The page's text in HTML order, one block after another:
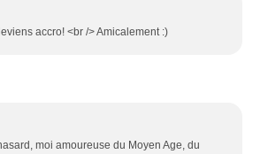
accro! <br /> Amicalement :)
moi amoureuse du Moyen Age, du